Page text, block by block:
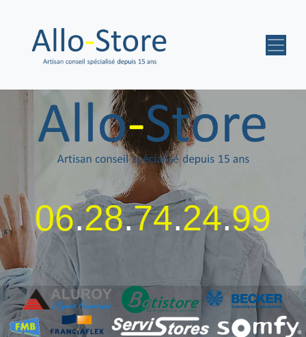
06.28.74.24.99